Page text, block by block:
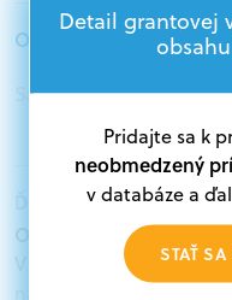
Oprávnení žiadatelia:
Samospráva,
Ďalšie informácie:
Oprávnení žiadatelia:
V databáze grantov a
Detail grantovej
Pridajte sa k
neobmedzený
v databáze a
STAŤ